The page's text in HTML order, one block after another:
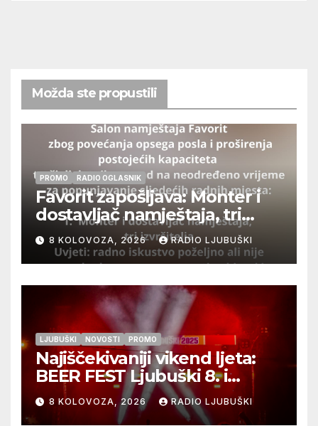
Možda ste propustili
PROMO RADIO OGLASNIK
Favorit zapošljava: Monter i
dostavljač namještaja, tri
izvršitelja
8 KOLOVOZA, 2026 RADIO LJUBUŠKI
LJUBUŠKI NOVOSTI PROMO
Najiščekivaniji vikend ljeta:
BEER FEST Ljubuški 8. i
9.kolovoza
8 KOLOVOZA, 2026 RADIO LJUBUŠKI